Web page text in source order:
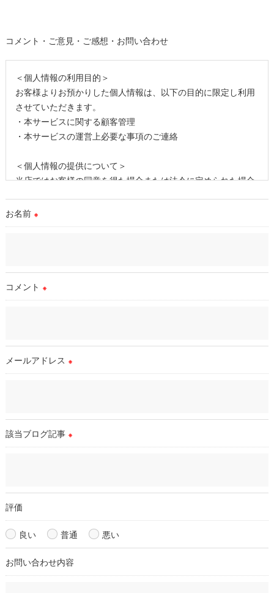
コメント・ご意見・ご感想・お問い合わせ
＜個人情報の利用目的＞
お客様よりお預かりした個人情報は、以下の目的に限定し利用
させていただきます。
・本サービスに関する顧客管理
・本サービスの運営上必要な事項のご連絡
＜個人情報の提供について＞
当店ではお客様の同意を得た場合または法令に定められた場合
取得した個人情報を第三者に提供することはいたしません。
これらの委託先に対しては個人情報保護契約等の措置をとり、
適切な監督を行います。
理対策を実施します。
＜個人情報の開示･訂正・削除･利用停止の手続について＞
個人情報の開示･訂正･削除・利用停止の具体的手続きにつきま
しては、お電話でお問合せ下さい。
お名前 ※
コメント ※
メールアドレス ※
該当ブログ記事 ※
評価
良い 普通 悪い
お問い合わせ内容